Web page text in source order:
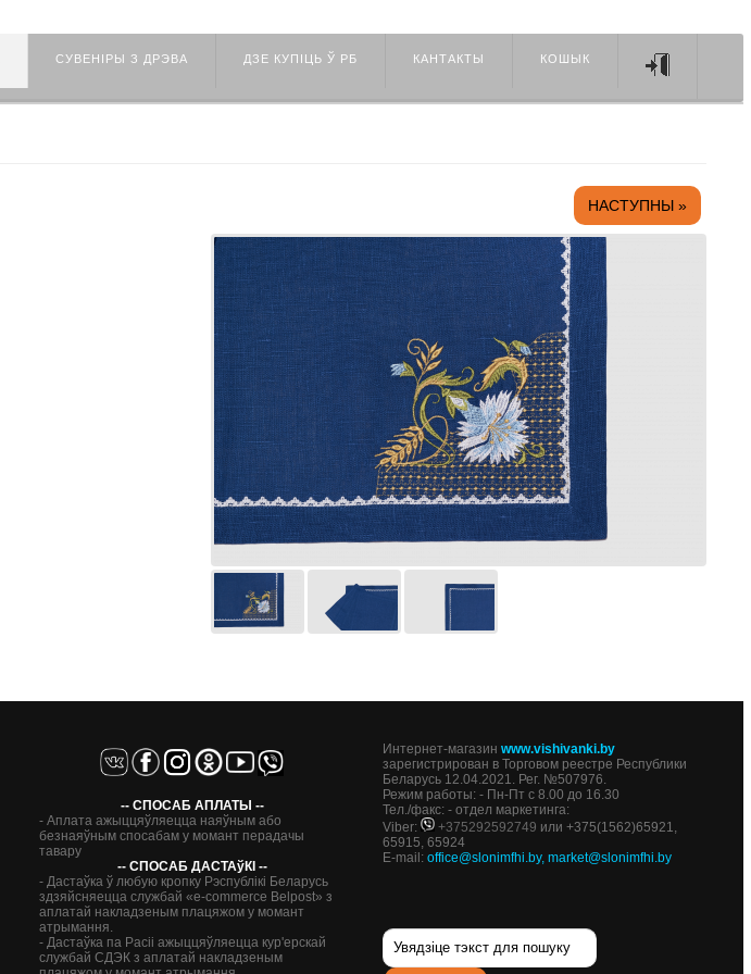
СУВЕНІРЫ З ДРЭВА ДЗЕ КУПIЦЬ Ў РБ КАНТАКТЫ КОШЫК
НАСТУПНЫ »
-- СПОСАБ АПЛАТЫ --
- Аплата ажыццяўляецца наяўным або
безнаяўным спосабам у момант перадачы
тавару
-- СПОСАБ ДАСТАўКI --
- Дастаўка ў любую кропку Рэспублікі Беларусь
здзяйсняецца службай «e-commerce Belpost» з
аплатай накладзеным плацяжом у момант
атрымання.
- Дастаўка па Расіі ажыццяўляецца кур'ерскай
службай СДЭК з аплатай накладзеным
Интернет-магазин www.vishivanki.by
зарегистрирован в Торговом реестре Республики
Беларусь 12.04.2021. Рег. №507976.
Режим работы: - Пн-Пт с 8.00 до 16.30
Тел./факс: - отдел маркетинга:
Viber:
+375292592749 или +375(1562)65921,
65915, 65924
E-mail: office@slonimfhi.by, market@slonimfhi.by